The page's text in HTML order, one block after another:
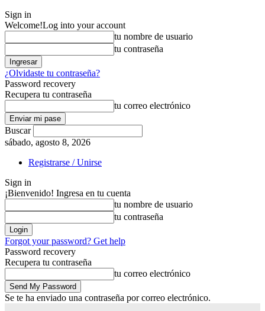
Sign in
Welcome!Log into your account
tu nombre de usuario
tu contraseña
¿Olvidaste tu contraseña?
Password recovery
Recupera tu contraseña
tu correo electrónico
Buscar
sábado, agosto 8, 2026
Registrarse / Unirse
Sign in
¡Bienvenido! Ingresa en tu cuenta
tu nombre de usuario
tu contraseña
Forgot your password? Get help
Password recovery
Recupera tu contraseña
tu correo electrónico
Se te ha enviado una contraseña por correo electrónico.